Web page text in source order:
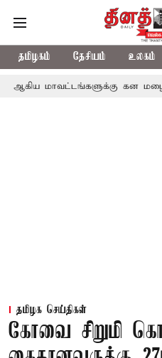
தமிழகம் தேசியம் உலகம்
கன மழை எச்சரிக்கை
தமிழக செய்திகள்
கோவை சிறுமி